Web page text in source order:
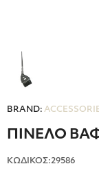
BRAND:
ΠΙΝΕΛΟ
ΚΩΔΙΚΟΣ:29586